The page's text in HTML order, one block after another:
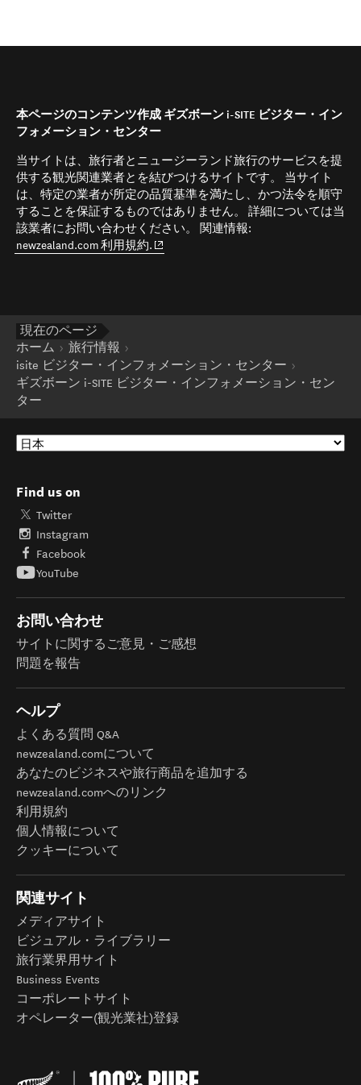
本ページのコンテンツ作成 ギズボーン i-SITE ビジター・イン
フォメーション・センター
当サイトは、旅行者とニュージーランド旅行のサービスを提
供する観光関連業者とを結びつけるサイトです。 当サイト
は、特定の業者が所定の品質基準を満たし、かつ法令を順守
することを保証するものではありません。 詳細については当
該業者にお問い合わせください。 関連情報:
newzealand.com 利用規約. (opens in new window)
現在のページ
ホーム
旅行情報
isite ビジター・インフォメーション・センター
ギズボーン i-SITE ビジター・インフォメーション・セン
ター
Find us on
Twitter
Instagram
Facebook
YouTube
お問い合わせ
サイトに関するご意見・ご感想
問題を報告
ヘルプ
よくある質問 Q&A
newzealand.comについて
あなたのビジネスや旅行商品を追加する
newzealand.comへのリンク
利用規約
個人情報について
クッキーについて
関連サイト
メディアサイト
ビジュアル・ライブラリー
旅行業界用サイト
Business Events
コーポレートサイト
オペレーター(観光業社)登録